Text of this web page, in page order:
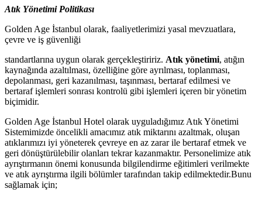
Atık Yönetimi Politikası
Golden Age İstanbul olarak, faaliyetlerimizi yasal mevzuatlara,
çevre ve iş güvenliği
standartlarına uygun olarak gerçekleştiririz. Atık yönetimi, atığın
kaynağında azaltılması, özelliğine göre ayrılması, toplanması,
depolanması, geri kazanılması, taşınması, bertaraf edilmesi ve
bertaraf işlemleri sonrası kontrolü gibi işlemleri içeren bir yönetim
biçimidir.
Golden Age İstanbul Hotel olarak uyguladığımız Atık Yönetimi
Sistemimizde öncelikli amacımız atık miktarını azaltmak, oluşan
atıklarımızı iyi yöneterek çevreye en az zarar ile bertaraf etmek ve
geri dönüştürülebilir olanları tekrar kazanmaktır. Personelimize atık
ayrıştırmanın önemi konusunda bilgilendirme eğitimleri verilmekte
ve atık ayrıştırma ilgili bölümler tarafından takip edilmektedir.Bunu
sağlamak için;